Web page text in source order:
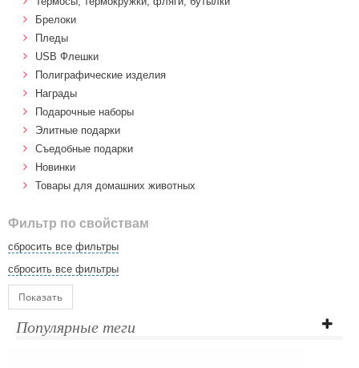
Брелоки
Пледы
USB Флешки
Полиграфические изделия
Награды
Подарочные наборы
Элитные подарки
Cъедобные подарки
Новинки
Товары для домашних животных
Фильтр по свойствам
сбросить все фильтры
сбросить все фильтры
Показать
Популярные теги